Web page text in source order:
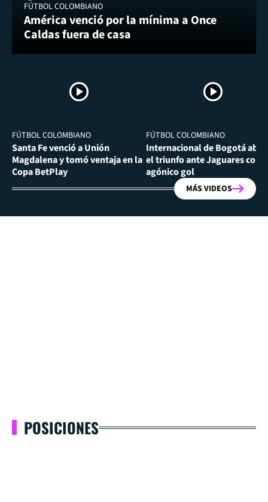
FÚTBOL COLOMBIANO
América venció por la mínima a Once
Caldas fuera de casa
FÚTBOL COLOMBIANO
Santa Fe venció a Unión
Magdalena y tomó ventaja en la
Copa BetPlay
FÚTBOL COLOMBIANO
Internacional de Bogotá
el triunfo ante Jaguares con
agónico gol
MÁS VIDEOS
POSICIONES